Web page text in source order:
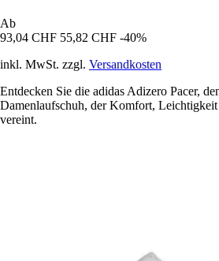
Ab
93,04 CHF 55,82 CHF -40%
inkl. MwSt. zzgl. Versandkosten
Entdecken Sie die adidas Adizero Pacer,
Damenlaufschuh, der Komfort, Leichtigkeit
vereint.